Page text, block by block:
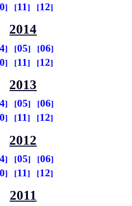
11 12
2014
05
06
11 12
2013
05
06
11 12
2012
05
06
11 12
2011